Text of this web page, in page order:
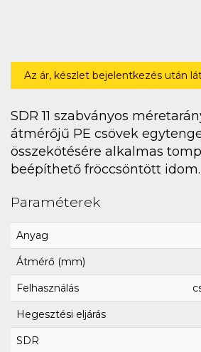
Az ár, készlet bejelentkezés után
SDR 11 szabványos
átmérőjű PE csövek
összekötésére alkalmas
beépíthető fröccsöntött idom.
Paraméterek
Anyag
Átmérő (mm)
Felhasználás
Hegesztési eljárás
SDR